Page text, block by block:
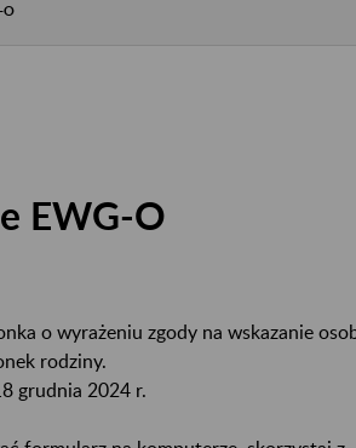
O
EWG-O
o wyrażeniu zgody na wskazanie
rodziny.
grudnia 2024 r.